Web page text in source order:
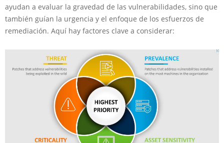
ayudan a evaluar la gravedad de las vulnerabilidades, sino que
también guían la urgencia y el enfoque de los esfuerzos de
remediación. Aquí hay factores clave a considerar: